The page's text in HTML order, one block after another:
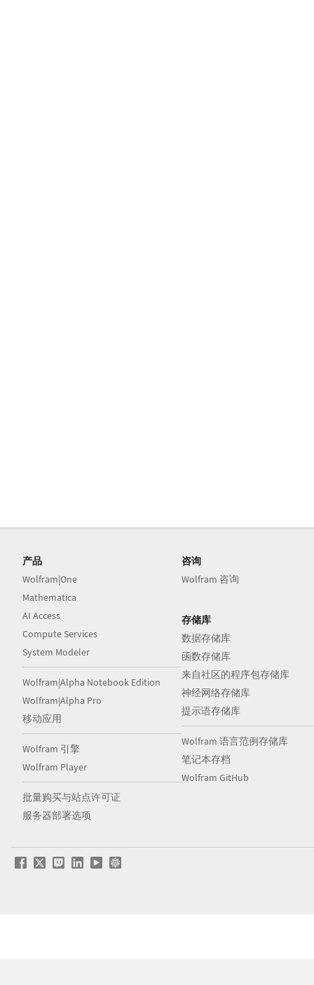
产品
Wolfram|One
Mathematica
AI Access
Compute Services
System Modeler
Wolfram|Alpha Notebook Edition
Wolfram|Alpha Pro
移动应用
Wolfram 引擎
Wolfram Player
批量购买与站点许可证
服务器部署选项
咨询
Wolfram 咨询
存储库
数据存储库
函数存储库
来自社区的程序包存储库
神经网络存储库
提示语存储库
Wolfram 语言范例存储库
笔记本存档
Wolfram GitHub